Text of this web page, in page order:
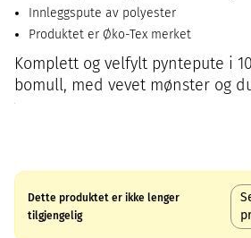
Innleggspute av polyester
Produktet er Øko-Tex merket
Komplett og velfylt pyntepute i
bomull, med vevet mønster og
Dette produktet er ikke lenger
tilgjengelig